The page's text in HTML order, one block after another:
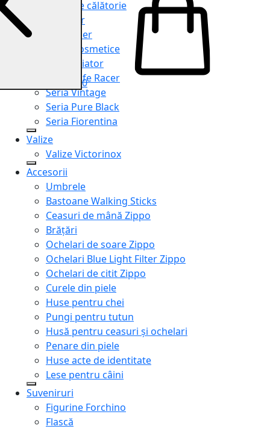
Genți de călătorie
Shopper
Organiser
Truse cosmetice
Seria Aviator
Seria Cafe Racer
Seria Vintage
Seria Pure Black
Seria Fiorentina
Valize
Valize Victorinox
Accesorii
Umbrele
Bastoane Walking Sticks
Ceasuri de mână Zippo
Brățări
Ochelari de soare Zippo
Ochelari Blue Light Filter Zippo
Ochelari de citit Zippo
Curele din piele
Huse pentru chei
Pungi pentru tutun
Husă pentru ceasuri și ochelari
Penare din piele
Huse acte de identitate
Lese pentru câini
Suveniruri
Figurine Forchino
Flască
0